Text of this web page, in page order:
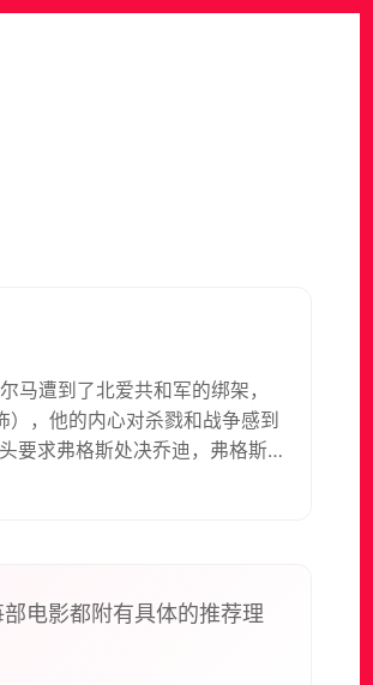
马遭到了北爱共和军的绑架，
，他的内心对杀戮和战争感到
要求弗格斯处决乔迪，弗格斯
朋友迪尔。 不料乔迪逃走时
电影都附有具体的推荐理